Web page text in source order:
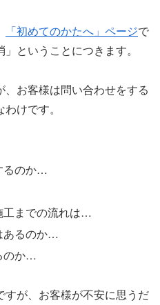
「初めてのかたへ」ページで
ということにつきます。
お客様は問い合わせをする
わけです。
るのか…
工までの流れは…
あるのか…
のか…
が、お客様が不安に思うだ